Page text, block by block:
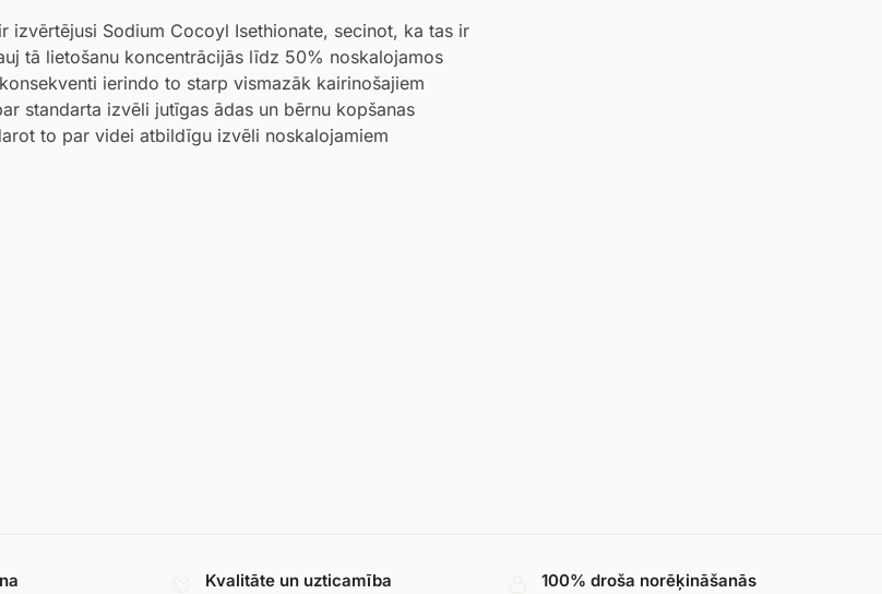
izvērtējusi Sodium Cocoyl Isethionate, secinot, ka tas ir
tā lietošanu koncentrācijās līdz 50% noskalojamos
ierindo to starp vismazāk kairinošajiem
standarta izvēli jutīgas ādas un bērnu kopšanas
to par videi atbildīgu izvēli noskalojamiem
Kvalitāte un uzticamība 100% droša norēķināšanās